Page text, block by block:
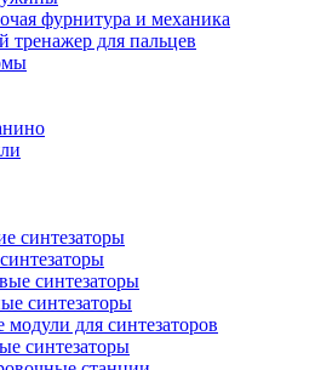
фурнитура и механика
тренажер для пальцев
синтезаторы
синтезаторы
синтезаторы
модули для синтезаторов
синтезаторы